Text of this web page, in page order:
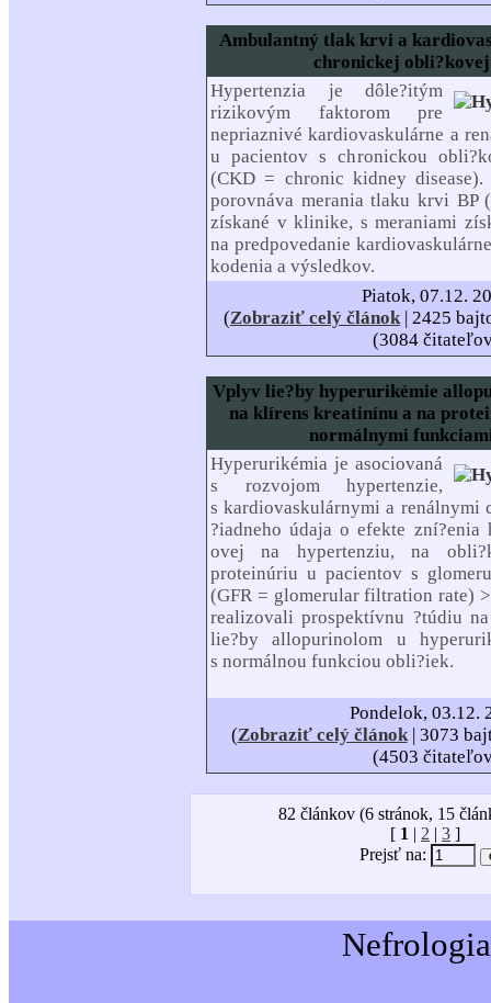
Ambulantný tlak krvi a
chronickej
Hypertenzia je dôle?itým
rizikovým faktorom pre
nepriaznivé kardiovaskulárne a
u pacientov s chronickou
(CKD = chronic kidney disease).
porovnáva merania tlaku krvi BP
získané v klinike, s meraniami
na predpovedanie
kodenia a výsledkov.
Piatok, 07.12.
(Zobraziť celý článok| 2425
(3084
Vplyv lie?by hyperurikémie
na klírens kreatinínu a na
normálnymi
Hyperurikémia je asociovaná
s rozvojom hypertenzie,
s kardiovaskulárnymi a renálnymi
?iadneho údaja o efekte
ovej na hypertenziu, na
proteinúriu u pacientov s
(GFR = glomerular filtration rate) >
realizovali prospektívnu ?túdiu
lie?by allopurinolom u
s normálnou funkciou obli?iek.
Pondelok, 03.12.
(Zobraziť celý článok| 3073
(4503
82 článkov (6 stránok, 15
[ 1 | 2 | 3 ]
Prejsť na: